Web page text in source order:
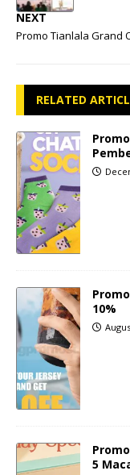
NEXT
Promo Tianlala Grand
RELATED
10%
5